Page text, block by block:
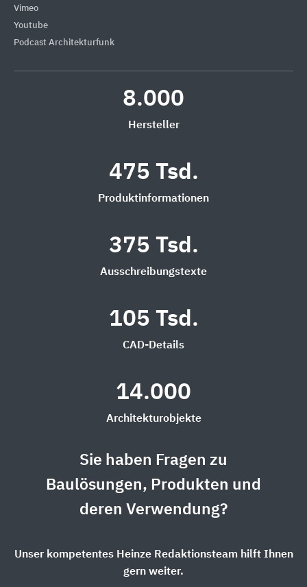
Vimeo
Youtube
Podcast Architekturfunk
8.000
Hersteller
475 Tsd.
Produktinformationen
375 Tsd.
Ausschreibungstexte
105 Tsd.
CAD-Details
14.000
Architekturobjekte
Sie haben Fragen zu
Baulösungen, Produkten und
deren Verwendung?
Unser kompetentes Heinze Redaktionsteam hilft Ihnen
gern weiter.